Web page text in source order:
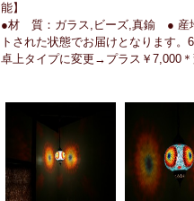
能】
●材 質：ガラス,ビーズ,真鍮 ● 産
トされた状態でお届けとなります
卓上タイプに変更→プラス￥7,000